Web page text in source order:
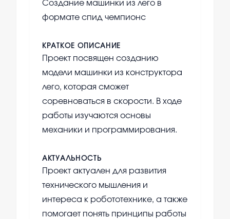
Создание машинки из лего в
формате спид чемпионс
КРАТКОЕ ОПИСАНИЕ
Проект посвящен созданию
модели машинки из конструктора
лего, которая сможет
соревноваться в скорости. В ходе
работы изучаются основы
механики и программирования.
АКТУАЛЬНОСТЬ
Проект актуален для развития
технического мышления и
интереса к робототехнике, а также
помогает понять принципы работы